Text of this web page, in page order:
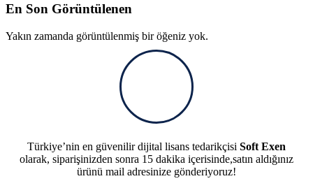
En Son Görüntülenen
Yakın zamanda görüntülenmiş bir öğeniz yok.
Türkiye’nin en güvenilir dijital lisans tedarikçisi Soft Exen
olarak, siparişinizden sonra 15 dakika içerisinde,satın aldığınız
ürünü mail adresinize gönderiyoruz!